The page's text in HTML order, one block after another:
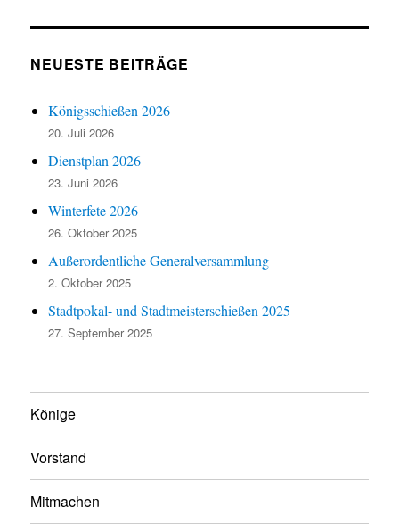
NEUESTE BEITRÄGE
Königsschießen 2026
20. Juli 2026
Dienstplan 2026
23. Juni 2026
Winterfete 2026
26. Oktober 2025
Außerordentliche Generalversammlung
2. Oktober 2025
Stadtpokal- und Stadtmeisterschießen 2025
27. September 2025
Könige
Vorstand
Mitmachen